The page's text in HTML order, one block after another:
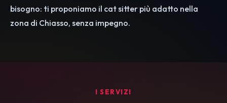
bisogno: ti proponiamo il cat sitter più adatto nella
zona di Chiasso, senza impegno.
I SERVIZI